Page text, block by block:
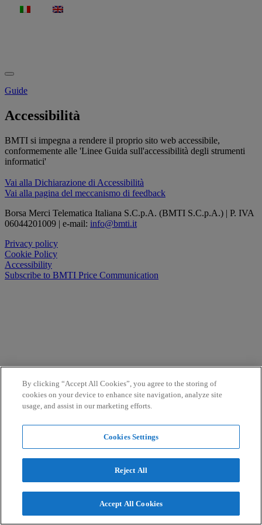
Guide
Accessibilità
BMTI si impegna a rendere il proprio sito web accessibile,
conformemente alle 'Linee Guida sull'accessibilità degli strumenti
informatici'
Vai alla Dichiarazione di Accessibilità
Vai alla pagina del meccanismo di feedback
Borsa Merci Telematica Italiana S.C.p.A. (BMTI S.C.p.A.) | P. IVA
06044201009 | e-mail: info@bmti.it
Privacy policy
Cookie Policy
Accessibility
Subscribe to BMTI Price Communication
By clicking “Accept All Cookies”, you agree to the storing of
cookies on your device to enhance site navigation, analyze site
usage, and assist in our marketing efforts.
Cookies Settings
Reject All
Accept All Cookies